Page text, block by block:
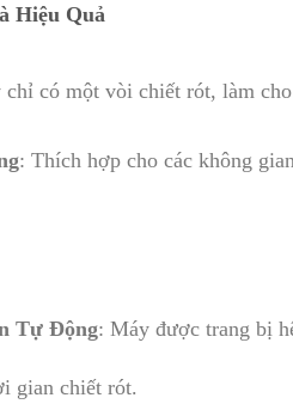
Hiệu Quả
chỉ có một vòi chiết rót, làm
: Thích hợp cho các không
Tự Động: Máy được trang bị
gian chiết rót.